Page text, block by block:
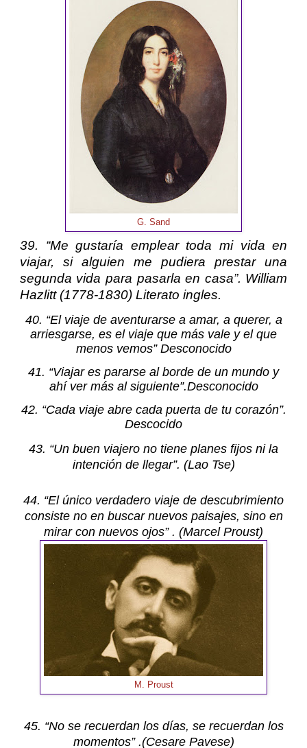
G. Sand
39. “Me gustaría emplear toda mi vida en
viajar, si alguien me pudiera prestar una
segunda vida para pasarla en casa”. William
Hazlitt(1778-1830) Literato ingles.
40. “El viaje de aventurarse a amar, a querer, a
arriesgarse, es el viaje que más vale y el que
menos vemos” Desconocido
41. “Viajar es pararse al borde de un mundo y
ahí ver más al siguiente”.Desconocido
42. “Cada viaje abre cada puerta de tu corazón”.
Descocido
43. “Un buen viajero no tiene planes fijos ni la
intención de llegar”. (Lao Tse)
44. “El único verdadero viaje de descubrimiento
consiste no en buscar nuevos paisajes, sino en
mirar con nuevos ojos” . (Marcel Proust)
M. Proust
45. “No se recuerdan los días, se recuerdan los
momentos” .(Cesare Pavese)